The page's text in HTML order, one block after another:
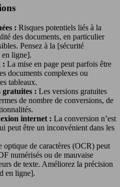
: Risques potentiels liés à la
des documents, en particulier
Pensez à la [sécurité
ligne].
: La mise en page peut parfois être
documents complexes ou
tableaux.
gratuites : Les versions gratuites
de nombre de conversions, de
internet : La conversion n’est
peut être un inconvénient dans les
optique de caractères (OCR) peut
numérisés ou de mauvaise
de texte. Améliorez la précision
en ligne].